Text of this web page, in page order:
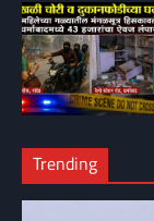
Trending